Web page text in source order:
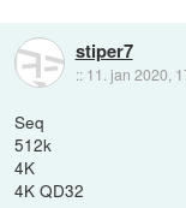
stiper7
:: 11. jan 2020,
Seq
512k
4K
4K QD32